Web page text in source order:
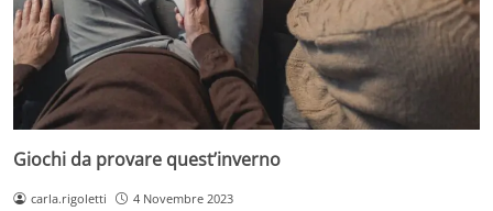
Giochi da provare quest’inverno
carla.rigoletti 4 Novembre 2023